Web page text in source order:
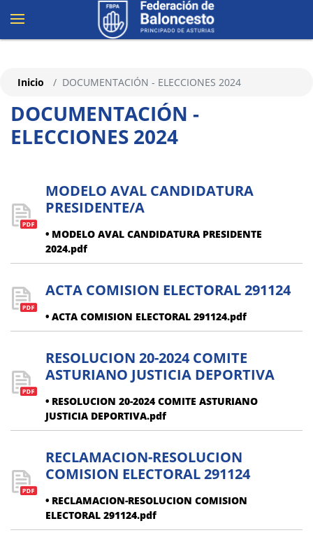
DOCUMENTACIÓN -
ELECCIONES 2024
Inicio DOCUMENTACIÓN - ELECCIONES 2024
MODELO AVAL CANDIDATURA
PRESIDENTE/A
• MODELO AVAL CANDIDATURA PRESIDENTE
2024.pdf
ACTA COMISION ELECTORAL 291124
• ACTA COMISION ELECTORAL 291124.pdf
RESOLUCION 20-2024 COMITE
ASTURIANO JUSTICIA DEPORTIVA
• RESOLUCION 20-2024 COMITE ASTURIANO
JUSTICIA DEPORTIVA.pdf
RECLAMACION-RESOLUCION
COMISION ELECTORAL 291124
• RECLAMACION-RESOLUCION COMISION
ELECTORAL 291124.pdf